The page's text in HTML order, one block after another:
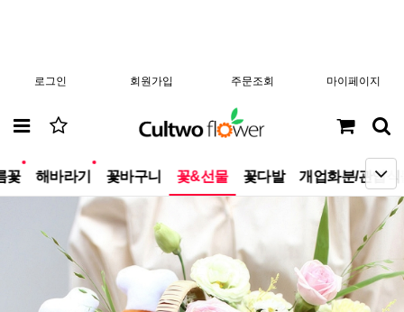
로그인 회원가입 주문조회 마이페이지
꽃 해바라기 꽃바구니 꽃&선물 꽃다발 개업화분/관엽식